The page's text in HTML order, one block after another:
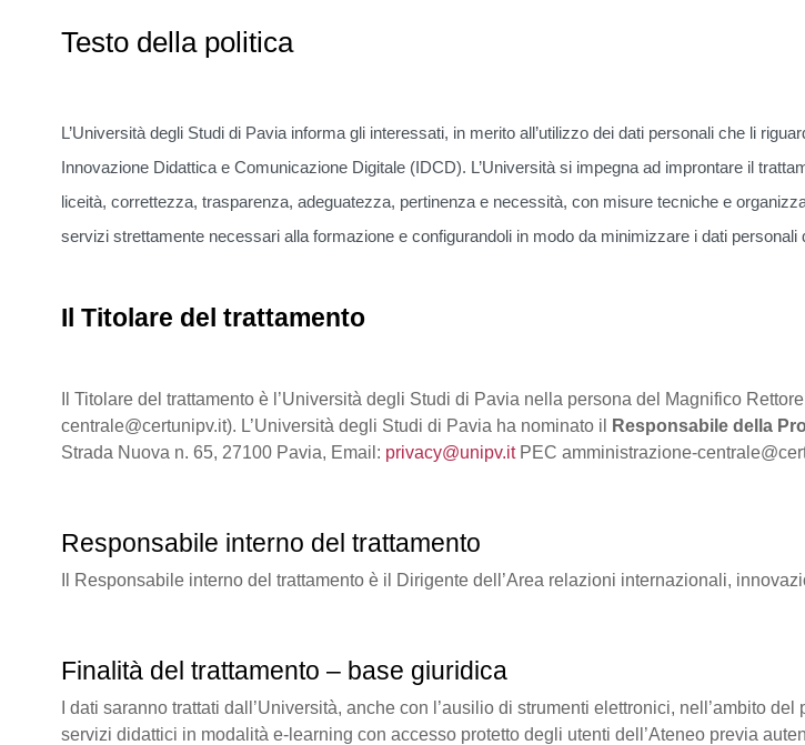
Testo della politica
L’Università degli Studi di Pavia informa gli interessati, in merito all’utilizzo dei dati personali che li
Innovazione Didattica e Comunicazione Digitale (IDCD). L’Università si impegna ad improntare il
liceità, correttezza, trasparenza, adeguatezza, pertinenza e necessità, con misure tecniche e
servizi strettamente necessari alla formazione e configurandoli in modo da minimizzare i dati personali
Il Titolare del trattamento
Il Titolare del trattamento è l’Università degli Studi di Pavia nella persona del Magnifico
centrale@certunipv.it). L’Università degli Studi di Pavia ha nominato il
Responsabile della
Strada Nuova n. 65, 27100 Pavia, Email: privacy@unipv.itPEC amministrazione-
Responsabile interno del trattamento
Il Responsabile interno del trattamento è il Dirigente dell’Area relazioni internazionali,
Finalità del trattamento – base giuridica
I dati saranno trattati dall’Università, anche con l’ausilio di strumenti elettronici, nell’ambito
servizi didattici in modalità e-learning con accesso protetto degli utenti dell’Ateneo previa